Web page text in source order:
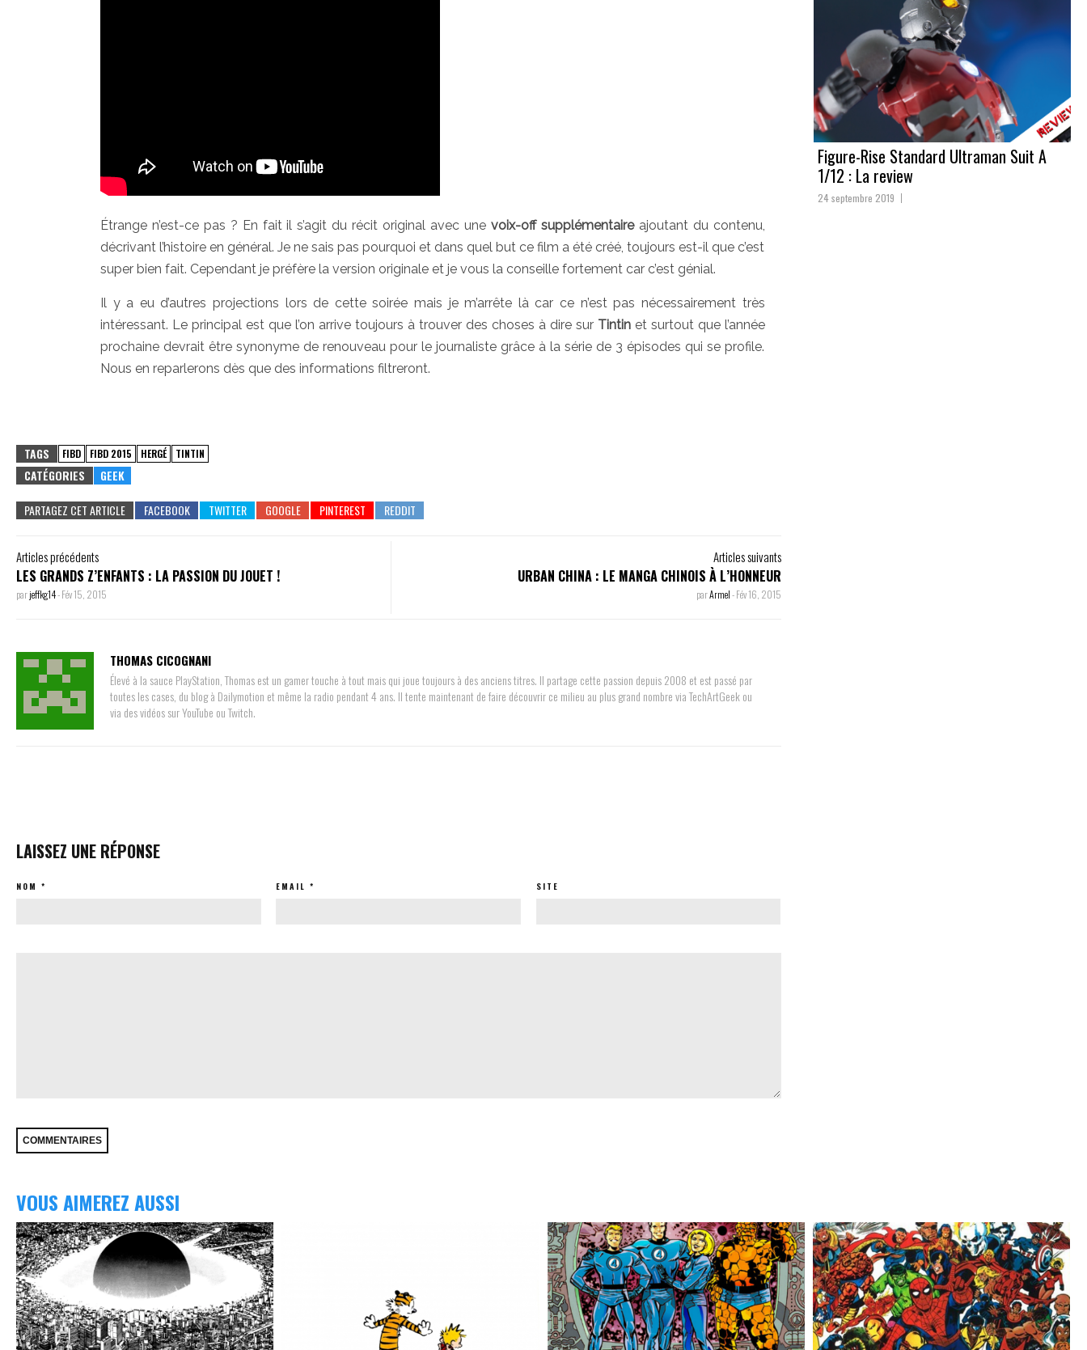
Étrange n’est-ce pas ? En fait il s’agit du récit original avec une voix-off supplémentaireajoutant du contenu,
décrivant l’histoire en général. Je ne sais pas pourquoi et dans quel but ce film a été créé, toujours est-il que c’est
super bien fait. Cependant je préfère la version originale et je vous la conseille fortement car c’est génial.
Il y a eu d’autres projections lors de cette soirée mais je m’arrête là car ce n’est pas nécessairement très
intéressant. Le principal est que l’on arrive toujours à trouver des choses à dire sur Tintinet surtout que l’année
prochaine devrait être synonyme de renouveau pour le journaliste grâce à la série de 3 épisodes qui se profile.
Nous en reparlerons dès que des informations filtreront.
TAGS FIBD FIBD 2015 HERGÉ TINTIN
CATÉGORIES GEEK
PARTAGEZ CET ARTICLE
Articles précédents
LES GRANDS Z’ENFANTS : LA PASSION DU JOUET !
parjeffkg14-Fév 15, 2015
Articles suivants
URBAN CHINA : LE MANGA CHINOIS À L’HONNEUR
parArmel-Fév 16, 2015
THOMAS CICOGNANI
Élevé à la sauce PlayStation, Thomas est un gamer touche à tout mais qui joue toujours à des anciens titres. Il partage cette passion depuis 2008 et est passé par
toutes les cases, du blog à Dailymotion et même la radio pendant 4 ans. Il tente maintenant de faire découvrir ce milieu au plus grand nombre via TechArtGeek ou
via des vidéos sur YouTube ou Twitch.
LAISSEZ UNE RÉPONSE
NOM * EMAIL * SITE
Figure-Rise Standard Ultraman Suit A
1/12 : La review
24 septembre 2019
VOUS AIMEREZ AUSSI